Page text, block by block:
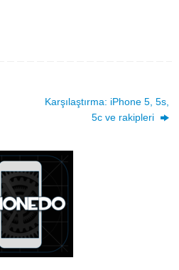
Karşılaştırma: iPhone 5, 5s,
5c ve rakipleri